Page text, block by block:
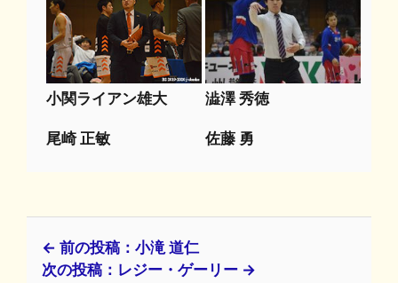
小関ライアン雄大 澁澤 秀徳
尾崎 正敏 佐藤 勇
← 前の投稿：小滝 道仁
次の投稿：レジー・ゲーリー →